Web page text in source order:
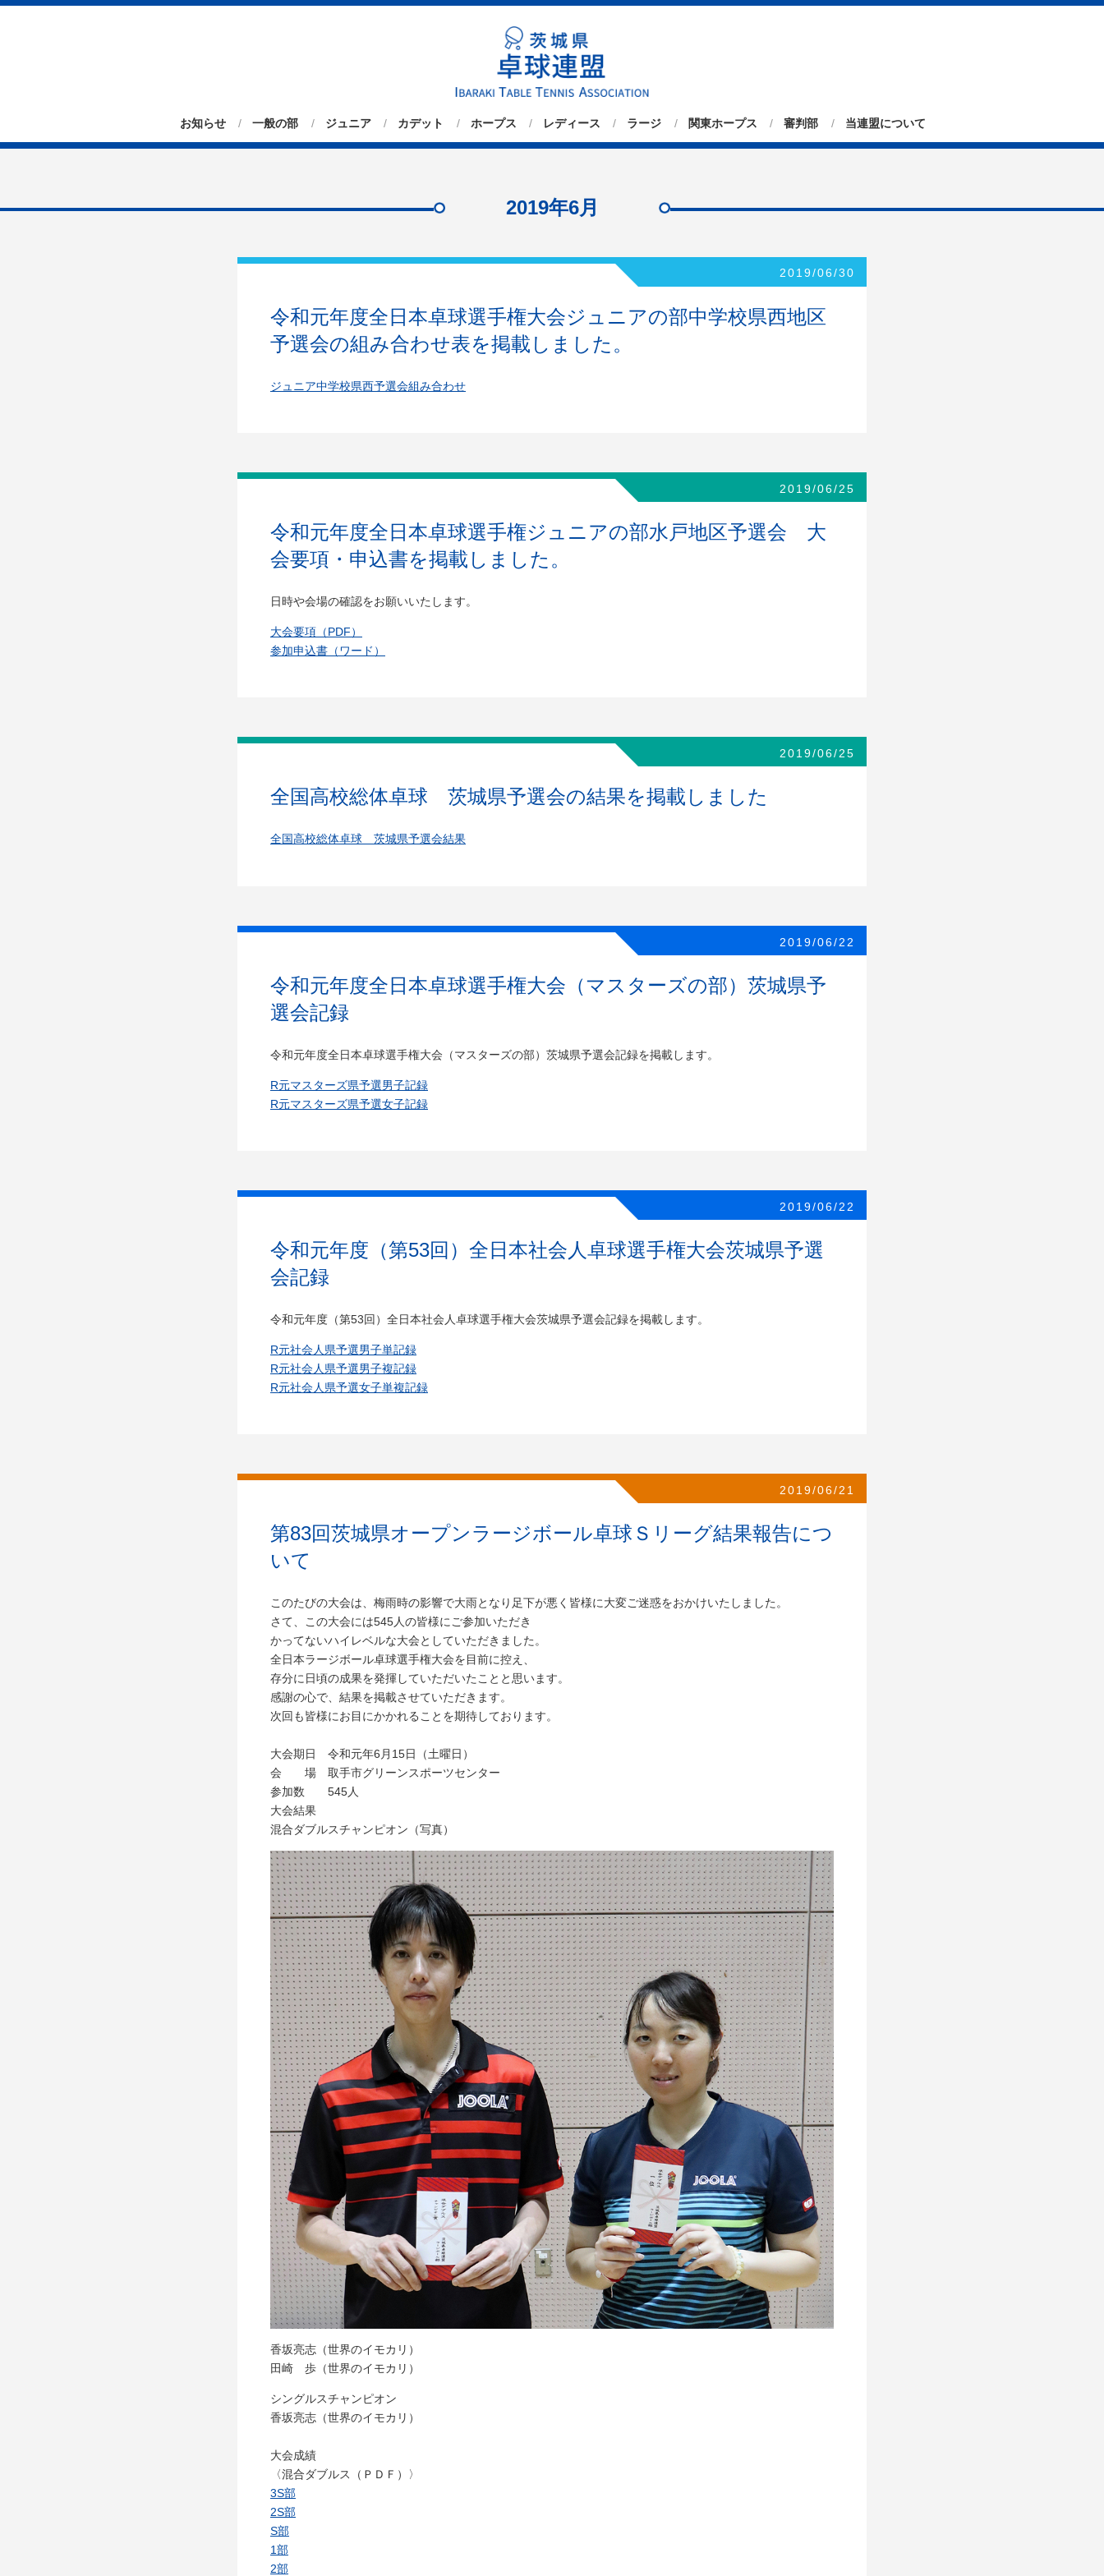
お知らせ 一般の部 ジュニア カデット ホープス レディース ラージ 関東ホープス 審判部 当連盟について
2019年6月
令和元年度全日本卓球選手権大会ジュニアの部中学校県西地区
予選会の組み合わせ表を掲載しました。
2019/06/30
ジュニア中学校県西予選会組み合わせ
令和元年度全日本卓球選手権ジュニアの部水戸地区予選会 大
会要項・申込書を掲載しました。
2019/06/25
日時や会場の確認をお願いいたします。
大会要項（PDF）
参加申込書（ワード）
全国高校総体卓球 茨城県予選会の結果を掲載しました
2019/06/25
全国高校総体卓球 茨城県予選会結果
令和元年度全日本卓球選手権大会（マスターズの部）茨城県予
選会記録
2019/06/22
令和元年度全日本卓球選手権大会（マスターズの部）茨城県予選会記録を掲載します。
R元マスターズ県予選男子記録
R元マスターズ県予選女子記録
令和元年度（第53回）全日本社会人卓球選手権大会茨城県予選
会記録
2019/06/22
令和元年度（第53回）全日本社会人卓球選手権大会茨城県予選会記録を掲載します。
R元社会人県予選男子単記録
R元社会人県予選男子複記録
R元社会人県予選女子単複記録
第83回茨城県オープンラージボール卓球Ｓリーグ結果報告につ
いて
2019/06/21
このたびの大会は、梅雨時の影響で大雨となり足下が悪く皆様に大変ご迷惑をおかけいたしました。
さて、この大会には545人の皆様にご参加いただき
かってないハイレベルな大会としていただきました。
全日本ラージボール卓球選手権大会を目前に控え、
存分に日頃の成果を発揮していただいたことと思います。
感謝の心で、結果を掲載させていただきます。
次回も皆様にお目にかかれることを期待しております。
大会期日 令和元年6月15日（土曜日）
会 場 取手市グリーンスポーツセンター
参加数 545人
大会結果
混合ダブルスチャンピオン（写真）
香坂亮志（世界のイモカリ）
田崎 歩（世界のイモカリ）
シングルスチャンピオン
香坂亮志（世界のイモカリ）
大会成績
〈混合ダブルス（ＰＤＦ）〉
3S部
2S部
S部
1部
2部